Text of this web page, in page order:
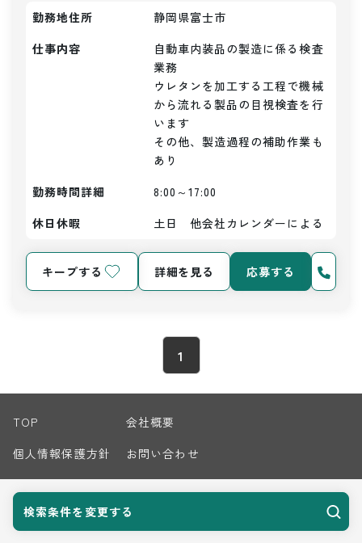
検索条件を変更する
勤務地住所
静岡県富士市
仕事内容
自動車内装品の製造に係る検査
業務
ウレタンを加工する工程で機械
から流れる製品の目視検査を行
います
その他、製造過程の補助作業も
あり
勤務時間詳細
8:00～17:00
休日休暇
土日　他会社カレンダーによる
キープする 詳細を見る 応募する
1
TOP
会社概要
個人情報保護方針
お問い合わせ
© 2026 Harvest Biz Career.inc All Rights Reserved.